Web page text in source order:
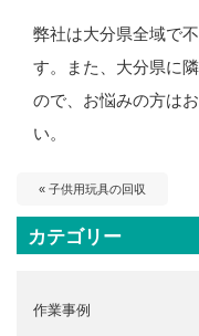
弊社は大分県全域で
す。また、大分県に
ので、お悩みの方は
い。
« 子供用玩具の回収
カテゴリー
作業事例